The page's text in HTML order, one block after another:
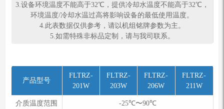
3.设备环境温度不能高于32℃，提供冷却水温度不能高于32℃，
环境温度/冷却水温过高将影响设备的最低使用温度。
4.此表数据仅供参考，请以机组铭牌参数为主。
5.如需特殊⾮标品定制，请与我司联系。
产品型号
FLTRZ-
201W
FLTRZ-
203W
FLTRZ-
206W
FLTRZ-
211W
介质温度范围 -25℃〜90℃